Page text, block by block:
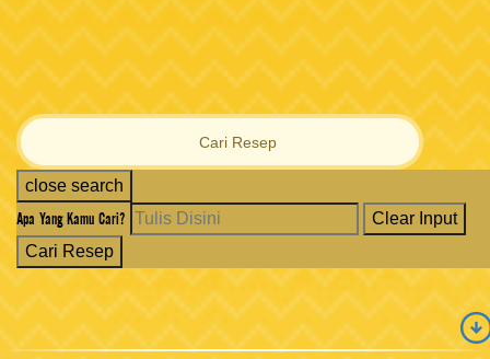
Cari Resep
close search
Apa Yang Kamu Cari?
Clear Input
Cari Resep